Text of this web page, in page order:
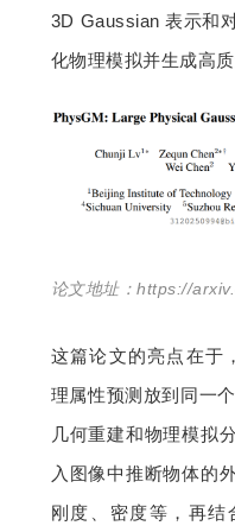
3D Gaussian 表示和
化物理模拟并生成高
论文地址：https://
这篇论文的亮点在于
理属性预测放到同一
几何重建和物理模拟
入图像中推断物体的
刚度、密度等，再